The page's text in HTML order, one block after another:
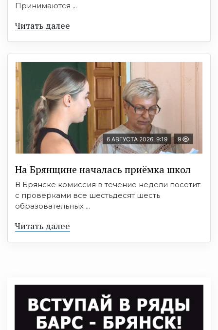
Принимаются ...
Читать далее
6 АВГУСТА 2026, 9:19 9
На Брянщине началась приёмка школ
В Брянске комиссия в течение недели посетит
с проверками все шестьдесят шесть
образовательных ...
Читать далее